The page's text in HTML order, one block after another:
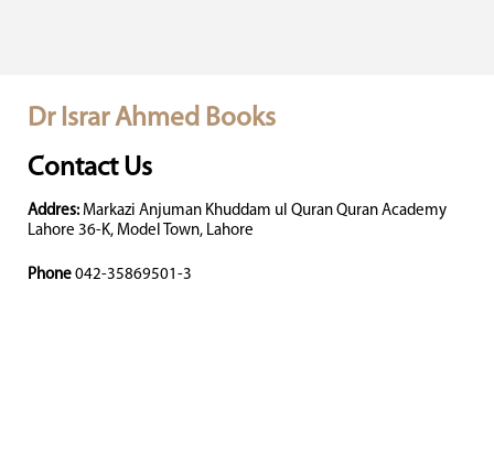
Dr Israr Ahmed Books
Contact Us
Addres: Markazi Anjuman Khuddam ul Quran Quran Academy
Lahore 36-K, Model Town, Lahore
Phone 042-35869501-3